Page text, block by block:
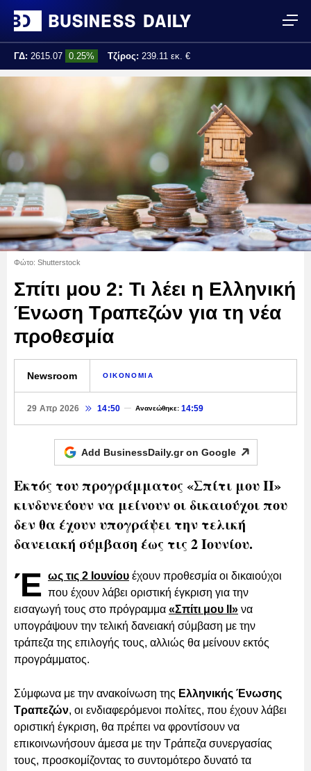
ΓΔ: 2615.07 0.25% Τζίρος: 239.11 εκ. €
17:25:01
Φώτο: Shutterstock
Σπίτι μου 2: Τι λέει η Ελληνική
Ένωση Τραπεζών για τη νέα
προθεσμία
Newsroom ΟΙΚΟΝΟΜΙΑ
29 Απρ 2026 14:50 Ανανεώθηκε: 14:59
Add BusinessDaily.gr on Google
Εκτός του προγράμματος «Σπίτι μου ΙΙ»
κινδυνεύουν να μείνουν οι δικαιούχοι που
δεν θα έχουν υπογράψει την τελική
δανειακή σύμβαση έως τις 2 Ιουνίου.
Έ ως τις 2 Ιουνίου έχουν προθεσμία οι δικαιούχοι
που έχουν λάβει οριστική έγκριση για την
εισαγωγή τους στο πρόγραμμα «Σπίτι μου ΙΙ» να
υπογράψουν την τελική δανειακή σύμβαση με την
τράπεζα της επιλογής τους, αλλιώς θα μείνουν εκτός
προγράμματος.
Σύμφωνα με την ανακοίνωση της Ελληνικής Ένωσης
Τραπεζών, οι ενδιαφερόμενοι πολίτες, που έχουν λάβει
οριστική έγκριση, θα πρέπει να φροντίσουν να
επικοινωνήσουν άμεσα με την Τράπεζα συνεργασίας
τους, προσκομίζοντας το συντομότερο δυνατό τα